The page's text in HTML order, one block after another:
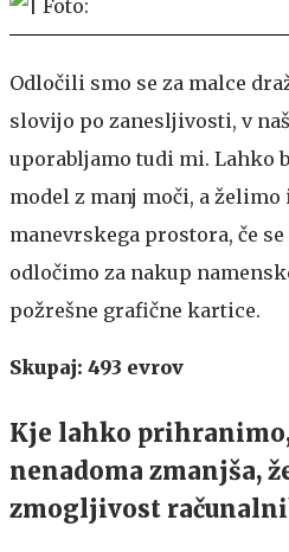
Odločili smo se za malce
slovijo po zanesljivosti, v
uporabljamo tudi mi. Lahko
model z manj moči, a želimo
manevrskega prostora, če
odločimo za nakup
požrešne grafične kartice.
Skupaj: 493 evrov
Kje lahko prihranimo,
nenadoma zmanjša,
zmogljivost